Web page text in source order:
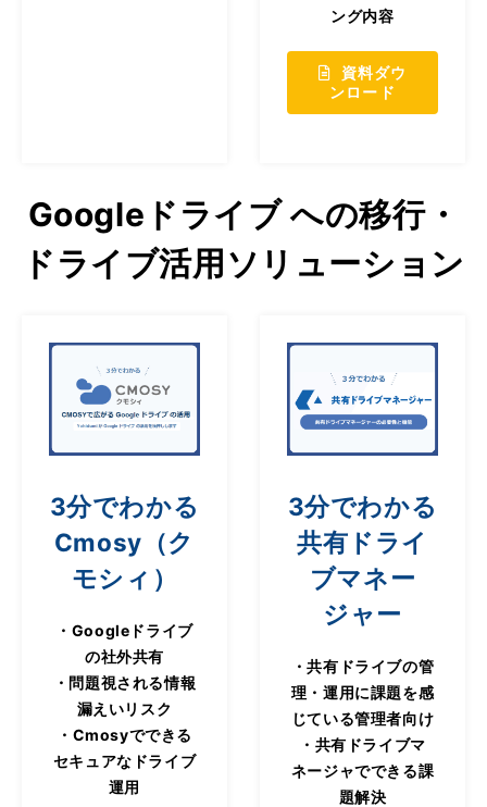
ング内容
資料ダウ
ンロード
Googleドライブ への移行・
ドライブ活用ソリューション
3分でわかる
Cmosy（ク
モシィ）
・Googleドライブ
の社外共有
・問題視される情報
漏えいリスク
・Cmosyでできる
セキュアなドライブ
運用
3分でわかる
共有ドライ
ブマネー
ジャー
・共有ドライブの管
理・運用に課題を感
じている管理者向け
・共有ドライブマ
ネージャでできる課
題解決